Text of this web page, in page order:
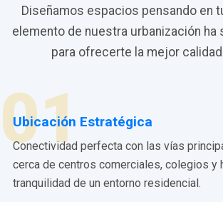
Diseñamos espacios pensando en
elemento de nuestra urbanización ha
para ofrecerte la mejor
01
Ubicación Estratégica
Conectividad perfecta con las vías
cerca de centros comerciales, colegios y
tranquilidad de un entorno residencial.